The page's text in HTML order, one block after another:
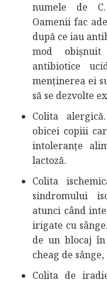
numele de
Oamenii fac
după ce iau
mod
antibiotice
menținerea ei
să se dezvolte
Colita
obicei copiii
intoleranțe
lactoză.
Colita
sindromului
atunci când
irigate cu
de un blocaj
cheag de
Colita de